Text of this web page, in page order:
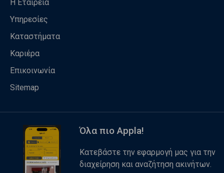
Η Εταιρεία
Υπηρεσίες
Καταστήματα
Καριέρα
Επικοινωνία
Sitemap
Όλα πιο Appla!
Κατεβάστε την εφαρμογή μας για την
διαχείρηση και αναζήτηση ακινήτων.